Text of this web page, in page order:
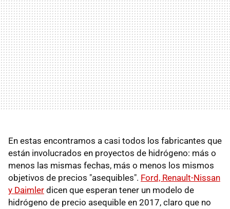
En estas encontramos a casi todos los fabricantes que
están involucrados en proyectos de hidrógeno: más o
menos las mismas fechas, más o menos los mismos
objetivos de precios "asequibles". Ford, Renault-Nissan
y Daimler dicen que esperan tener un modelo de
hidrógeno de precio asequible en 2017, claro que no